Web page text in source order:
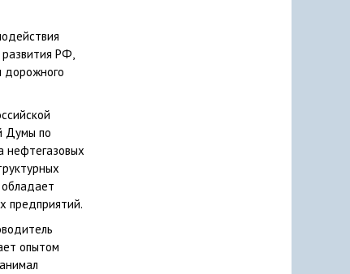
развития РФ,
дорожного
Думы по
нефтегазовых
предприятий.
опытом